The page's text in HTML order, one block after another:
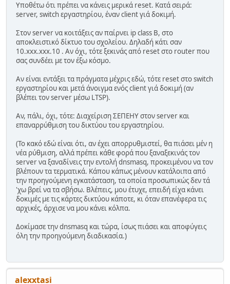
Υποθέτω ότι πρέπει να κάνεις μερικά reset. Κατά σειρά:
server, switch εργαστηρίου, έναν client γιά δοκιμή.
Στον server να κοιτάξεις αν παίρνει ip class B, στο
αποκλειστικό δίκτυο του σχολείου. Δηλαδή κάτι σαν
10.xxx.xxx.10 . Αν όχι, τότε ξεκινάς από reset στο router που
σας συνδέει με τον έξω κόσμο.
Αν είναι εντάξει τα πράγματα μέχρις εδώ, τότε reset στο switch
εργαστηρίου και μετά άνοιγμα ενός client γιά δοκιμή (αν
βλέπει τον server μέσω LTSP).
Αν, πάλι, όχι, τότε: Διαχείριση ΣΕΠΕΗΥ στον server και
επαναρρύθμιση του δικτύου του εργαστηρίου.
(Το κακό εδώ είναι ότι, αν έχει απορρυθμιστεί, θα πιάσει μέν η
νέα ρύθμιση, αλλά πρέπει κάθε φορά που ξαναξεκινάς τον
server να ξαναδίνεις την εντολή dnsmasq, προκειμένου να τον
βλέπουν τα τερματικά. Κάπου κάπως μένουν κατάλοιπα από
την προηγούμενη εγκατάσταση, τα οποία προσωπικώς δεν τά
'χω βρεί να τα σβήσω. Βλέπεις, μου έτυχε, επειδή είχα κάνει
δοκιμές με τις κάρτες δικτύου κάποτε, κι όταν επανέφερα τις
αρχικές, άρχισε να μου κάνει κόλπα.
Δοκίμασε την dnsmasq και τώρα, ίσως πιάσει και αποφύγεις
όλη την προηγούμενη διαδικασία.)
alexxtasi